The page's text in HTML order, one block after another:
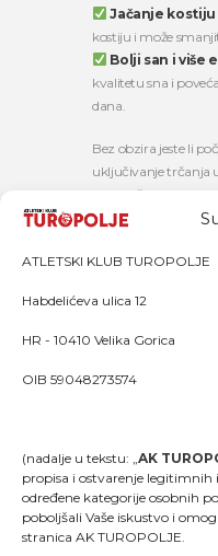
ATLETSKI KLUB TUROPOLJE
Habdelićeva ulica 12
HR - 10410 Velika Gorica
OIB 59048273574
(nadalje u tekstu: „AK
propisa i ostvarenje legitimnih
određene kategorije osobnih
poboljšali Vaše iskustvo i
stranica AK TUROPOLJE.
Jačanje
kostiju i može
Bolji san i više
kvalitetu sna i
dana.
Bez obzira jeste li
uključivanje trčanja
dugoročne koristi za